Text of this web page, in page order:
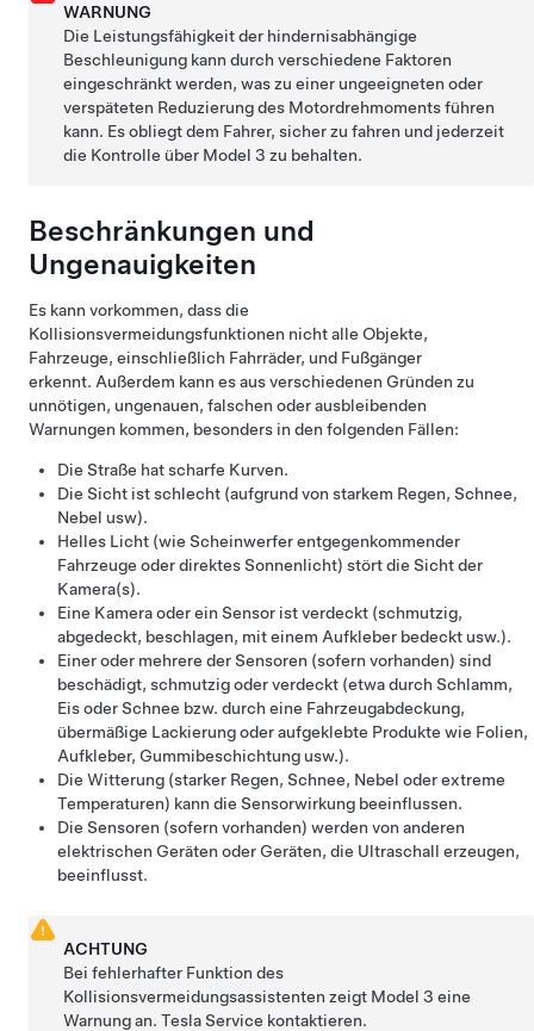
WARNUNG
Die Leistungsfähigkeit der hindernisabhängige
Beschleunigung kann durch verschiedene Faktoren
eingeschränkt werden, was zu einer ungeeigneten oder
verspäteten Reduzierung des Motordrehmoments führen
kann. Es obliegt dem Fahrer, sicher zu fahren und jederzeit
die Kontrolle über Model 3 zu behalten.
Beschränkungen und
Ungenauigkeiten
Es kann vorkommen, dass die
Kollisionsvermeidungsfunktionen nicht alle Objekte,
Fahrzeuge, einschließlich Fahrräder, und Fußgänger
erkennt. Außerdem kann es aus verschiedenen Gründen zu
unnötigen, ungenauen, falschen oder ausbleibenden
Warnungen kommen, besonders in den folgenden Fällen:
Die Straße hat scharfe Kurven.
Die Sicht ist schlecht (aufgrund von starkem Regen, Schnee,
Nebel usw).
Helles Licht (wie Scheinwerfer entgegenkommender
Fahrzeuge oder direktes Sonnenlicht) stört die Sicht der
Kamera(s).
Eine Kameraoder ein Sensor ist verdeckt (schmutzig,
abgedeckt, beschlagen, mit einem Aufkleber bedeckt usw.).
Einer oder mehrere der Sensoren (sofern vorhanden) sind
beschädigt, schmutzig oder verdeckt (etwa durch Schlamm,
Eis oder Schnee bzw. durch eine Fahrzeugabdeckung,
übermäßige Lackierung oder aufgeklebte Produkte wie Folien,
Aufkleber, Gummibeschichtung usw.).
Die Witterung (starker Regen, Schnee, Nebel oder extreme
Temperaturen) kann die Sensorwirkung beeinflussen.
Die Sensoren (sofern vorhanden) werden von anderen
elektrischen Geräten oder Geräten, die Ultraschall erzeugen,
beeinflusst.
ACHTUNG
Bei fehlerhafter Funktion des
Kollisionsvermeidungsassistenten zeigt Model 3 eine
Warnung an. Tesla Service kontaktieren.